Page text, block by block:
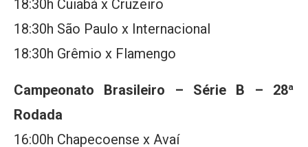
18:30h Cuiabá x Cruzeiro
18:30h São Paulo x Internacional
18:30h Grêmio x Flamengo
Campeonato Brasileiro – Série B – 28ª
Rodada
16:00h Chapecoense x Avaí